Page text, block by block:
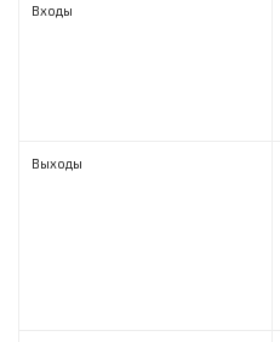
Входы
Выходы